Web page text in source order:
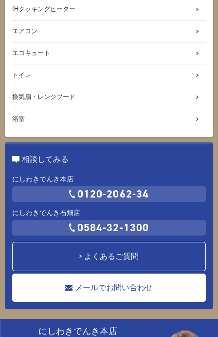
IHクッキングヒーター
エアコン
エコキュート
トイレ
換気扇・レンジフード
浴室
相談してみる
にしわきでんき本店
0120-2062-34
にしわきでんき石畑店
0584-32-1300
よくあるご質問
メールでお問い合わせ
にしわきでんき本店